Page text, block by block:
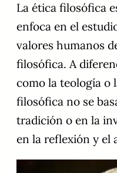
La ética filosófica
enfoca en el
valores humanos
filosófica. A
como la teología o
filosófica no se
tradición o en la
en la reflexión y el